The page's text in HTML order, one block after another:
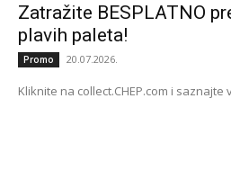
Zatražite BESPLATNO
plavih paleta!
Promo 20.07.2026.
Kliknite na collect.CHEP.com i saznajte